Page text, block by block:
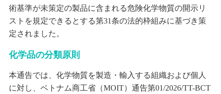
術基準が未策定の製品に含まれる危険化学物質の開示リ
ストを規定できるとする第31条の法的枠組みに基づき策
定されました。
化学品の分類原則
本通告では、化学物質を製造・輸入する組織および個人
に対し、ベトナム商工省（MOIT）通告第01/2026/TT-BCT